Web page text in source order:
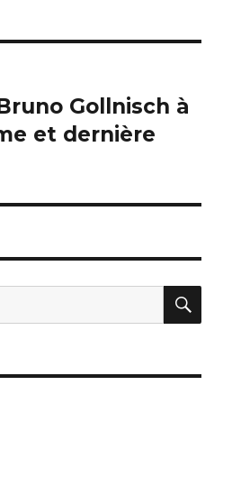
Gollnisch à
et dernière